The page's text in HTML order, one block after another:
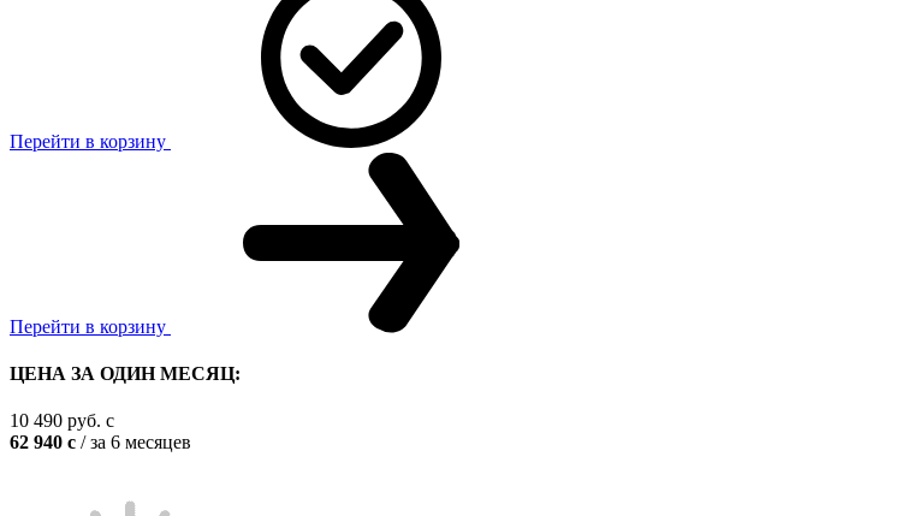
Перейти в корзину
Перейти в корзину
ЦЕНА ЗА ОДИН МЕСЯЦ:
10 490 руб. c
62 940 c / за 6 месяцев